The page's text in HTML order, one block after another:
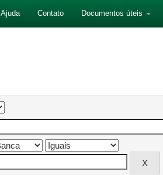
Ajuda Contato Documentos úteis